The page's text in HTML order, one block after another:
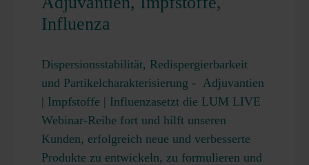
Influenza
Dispersionsstabilität, Redispergierbarkeit
und Partikelcharakterisierung - Adjuvantien
| Impfstoffe | Influenzasetzt die LUM LIVE
Webinar-Reihe fort und hilft unseren
Kunden, erfolgreich neue und verbesserte
Produkte zu entwickeln, zu formulieren und